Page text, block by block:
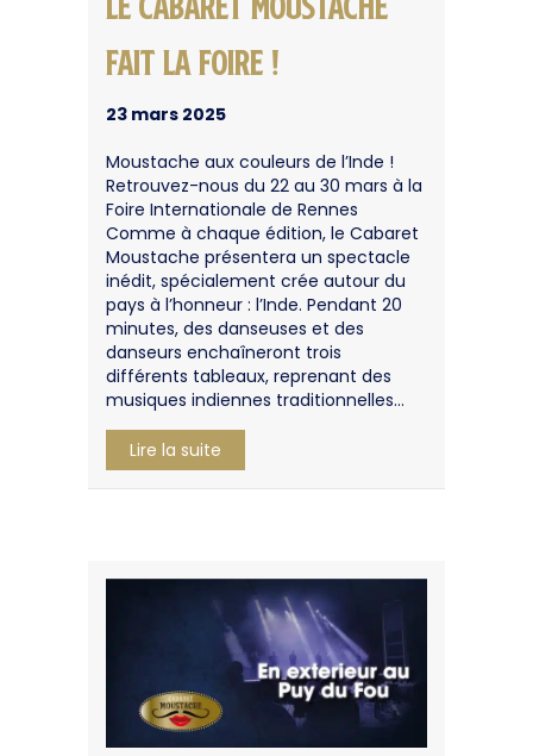
fait la Foire !
23 mars 2025
Moustache aux couleurs de l’Inde !
Retrouvez-nous du 22 au 30 mars à la
Foire Internationale de Rennes
Comme à chaque édition, le Cabaret
Moustache présentera un spectacle
inédit, spécialement crée autour du
pays à l’honneur : l’Inde. Pendant 20
minutes, des danseuses et des
danseurs enchaîneront trois
différents tableaux, reprenant des
musiques indiennes traditionnelles…
Lire la suite